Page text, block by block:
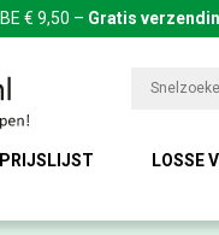
€ 9,50 – Gratis
PRIJSLIJST LOSSE